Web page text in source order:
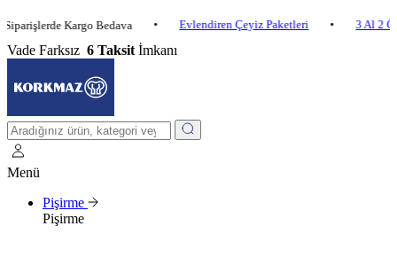
Kargo Bedava • Evlendiren Çeyiz Paketleri • 3 Al 2 Öde •
Vade Farksız 6 Taksit İmkanı
Menü
Pişirme
Pişirme